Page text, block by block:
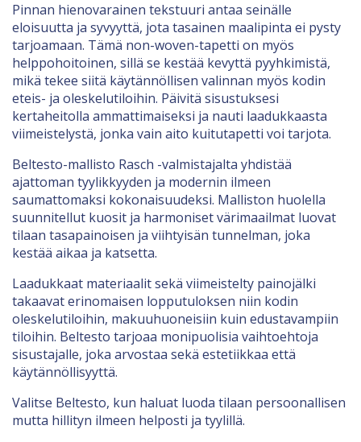
Pinnan hienovarainen tekstuuri antaa seinälle
eloisuutta ja syvyyttä, jota tasainen maalipinta ei pysty
tarjoamaan. Tämä non-woven-tapetti on myös
helppohoitoinen, sillä se kestää kevyttä pyyhkimistä,
mikä tekee siitä käytännöllisen valinnan myös kodin
eteis- ja oleskelutiloihin. Päivitä sisustuksesi
kertaheitolla ammattimaiseksi ja nauti laadukkaasta
viimeistelystä, jonka vain aito kuitutapetti voi tarjota.
Beltesto-mallisto Rasch -valmistajalta yhdistää
ajattoman tyylikkyyden ja modernin ilmeen
saumattomaksi kokonaisuudeksi. Malliston huolella
suunnitellut kuosit ja harmoniset värimaailmat luovat
tilaan tasapainoisen ja viihtyisän tunnelman, joka
kestää aikaa ja katsetta.
Laadukkaat materiaalit sekä viimeistelty painojälki
takaavat erinomaisen lopputuloksen niin kodin
oleskelutiloihin, makuuhuoneisiin kuin edustavampiin
tiloihin. Beltesto tarjoaa monipuolisia vaihtoehtoja
sisustajalle, joka arvostaa sekä estetiikkaa että
käytännöllisyyttä.
Valitse Beltesto, kun haluat luoda tilaan persoonallisen
mutta hillityn ilmeen helposti ja tyylillä.